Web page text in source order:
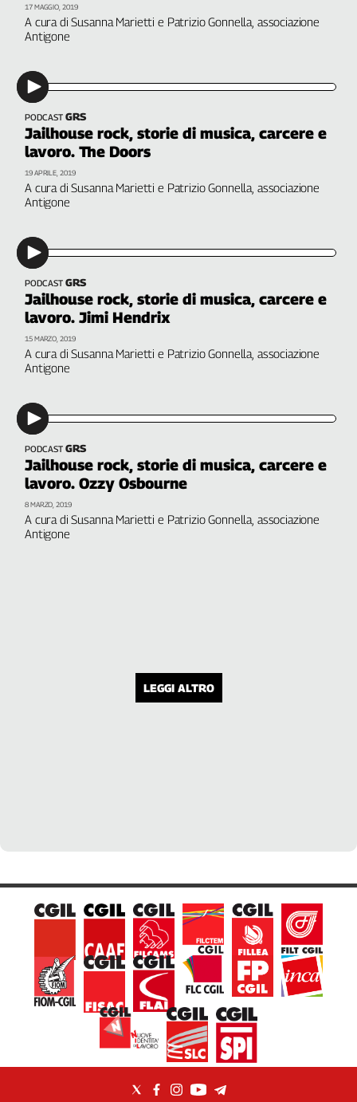
A cura di Susanna Marietti e Patrizio Gonnella, associazione
Antigone
17 MAGGIO, 2019
PODCAST GRS
Jailhouse rock, storie di musica, carcere e
lavoro. The Doors
A cura di Susanna Marietti e Patrizio Gonnella, associazione
Antigone
19 APRILE, 2019
PODCAST GRS
Jailhouse rock, storie di musica, carcere e
lavoro. Jimi Hendrix
A cura di Susanna Marietti e Patrizio Gonnella, associazione
Antigone
15 MARZO, 2019
PODCAST GRS
Jailhouse rock, storie di musica, carcere e
lavoro. Ozzy Osbourne
A cura di Susanna Marietti e Patrizio Gonnella, associazione
Antigone
8 MARZO, 2019
LEGGI ALTRO